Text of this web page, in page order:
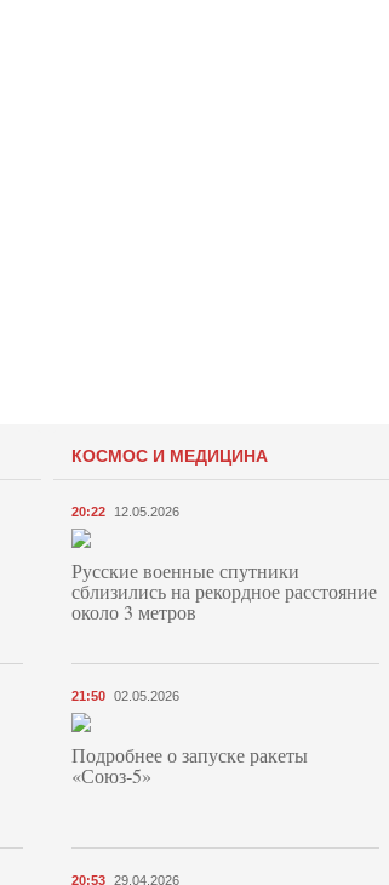
КОСМОС И МЕДИЦИНА
20:22 12.05.2026
Русские военные спутники
сблизились на рекордное расстояние
около 3 метров
21:50 02.05.2026
Подробнее о запуске ракеты
«Союз‑5»
20:53 29.04.2026